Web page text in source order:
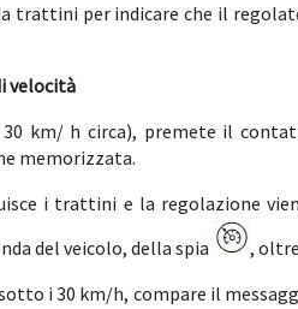
trattini per indicare che il
velocità
km/ h circa), premete il
memorizzata.
i trattini e la regolazione
del veicolo, della spia
,
i 30 km/h, compare il